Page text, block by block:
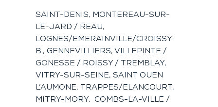
SAINT-DENIS, MONTEREAU-SUR-
LE-JARD / REAU,
LOGNES/EMERAINVILLE/CROISSY-
B., GENNEVILLIERS, VILLEPINTE /
GONESSE / ROISSY / TREMBLAY,
VITRY-SUR-SEINE, SAINT OUEN
L’AUMONE, TRAPPES/ELANCOURT,
MITRY-MORY, COMBS-LA-VILLE /